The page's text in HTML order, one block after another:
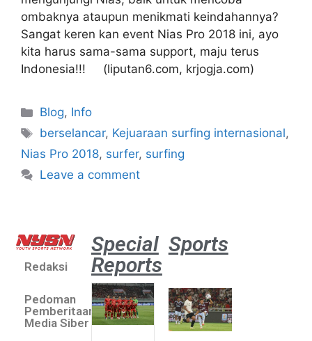
ombaknya ataupun menikmati keindahannya?
Sangat keren kan event Nias Pro 2018 ini, ayo
kita harus sama-sama support, maju terus
Indonesia!!! (liputan6.com, krjogja.com)
Blog, Info
berselancar, Kejuaraan surfing internasional,
Nias Pro 2018, surfer, surfing
Leave a comment
Redaksi
Pedoman
Pemberitaan
Media Siber
Special
Reports
Sports